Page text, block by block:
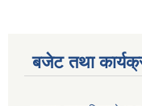
बजेट तथा